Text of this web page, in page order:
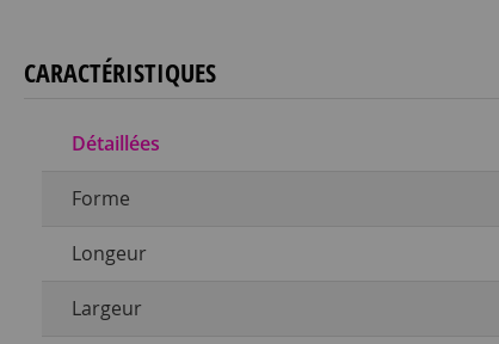
CARACTÉRISTIQUES
Détaillées
Forme
Longeur
Largeur